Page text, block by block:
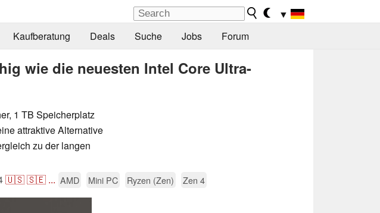
▼
Kaufberatung Deals Suche Jobs Forum
wie die neuesten Intel Core Ultra-
1 TB Speicherplatz
attraktive Alternative
zu der langen
🇺🇸🇸🇪 ... AMD Mini PC Ryzen (Zen) Zen 4